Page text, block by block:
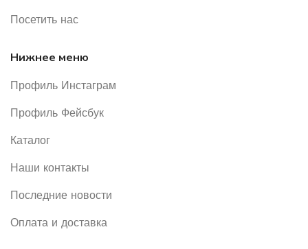
Посетить нас
Нижнее меню
Профиль Инстаграм
Профиль Фейсбук
Каталог
Наши контакты
Последние новости
Оплата и доставка